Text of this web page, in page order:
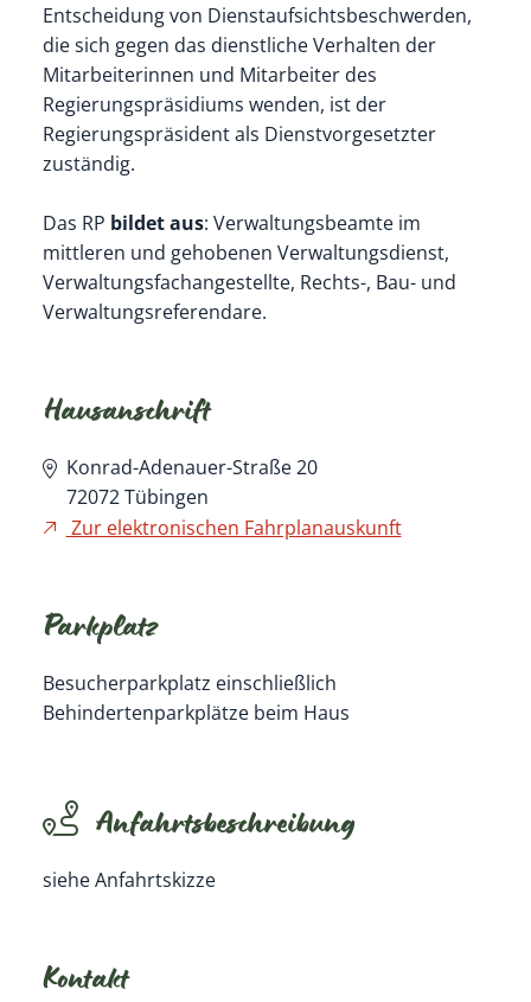
Entscheidung von Dienstaufsichtsbeschwerden,
die sich gegen das dienstliche Verhalten der
Mitarbeiterinnen und Mitarbeiter des
Regierungspräsidiums wenden, ist der
Regierungspräsident als Dienstvorgesetzter
zuständig.
Das RP bildet aus: Verwaltungsbeamte im
mittleren und gehobenen Verwaltungsdienst,
Verwaltungsfachangestellte, Rechts-, Bau- und
Verwaltungsreferendare.
Hausanschrift
Konrad-Adenauer-Straße 20
72072 Tübingen
Zur elektronischen Fahrplanauskunft
Parkplatz
Besucherparkplatz einschließlich
Behindertenparkplätze beim Haus
Anfahrtsbeschreibung
siehe Anfahrtskizze
Kontakt